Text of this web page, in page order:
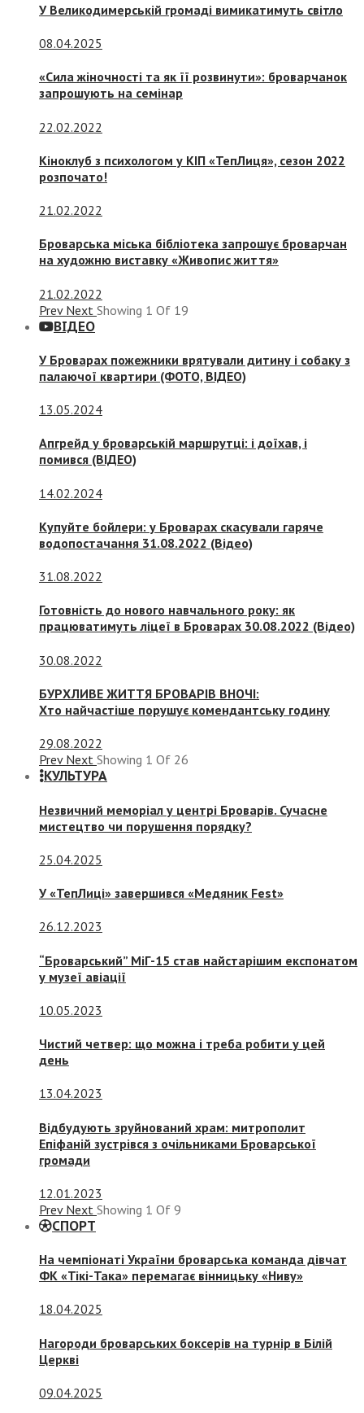
У Великодимерській громаді вимикатимуть світло
08.04.2025
«Сила жіночності та як її розвинути»: броварчанок
запрошують на семінар
22.02.2022
Кіноклуб з психологом у КІП «ТепЛиця», сезон 2022
розпочато!
21.02.2022
Броварська міська бібліотека запрошує броварчан
на художню виставку «Живопис життя»
21.02.2022
Prev Next Showing 1 Of 19
ВІДЕО
У Броварах пожежники врятували дитину і собаку з
палаючої квартири (ФОТО, ВІДЕО)
13.05.2024
Апгрейд у броварській маршрутці: і доїхав, і
помився (ВІДЕО)
14.02.2024
Купуйте бойлери: у Броварах скасували гаряче
водопостачання 31.08.2022 (Відео)
31.08.2022
Готовність до нового навчального року: як
працюватимуть ліцеї в Броварах 30.08.2022 (Відео)
30.08.2022
БУРХЛИВЕ ЖИТТЯ БРОВАРІВ ВНОЧІ:
Хто найчастіше порушує комендантську годину
29.08.2022
Prev Next Showing 1 Of 26
КУЛЬТУРА
Незвичний меморіал у центрі Броварів. Сучасне
мистецтво чи порушення порядку?
25.04.2025
У «ТепЛиці» завершився «Медяник Fest»
26.12.2023
“Броварський” МіГ-15 став найстарішим експонатом
у музеї авіації
10.05.2023
Чистий четвер: що можна і треба робити у цей
день
13.04.2023
Відбудують зруйнований храм: митрополит
Епіфаній зустрівся з очільниками Броварської
громади
12.01.2023
Prev Next Showing 1 Of 9
СПОРТ
На чемпіонаті України броварська команда дівчат
ФК «Тікі-Така» перемагає вінницьку «Ниву»
18.04.2025
Нагороди броварських боксерів на турнір в Білій
Церкві
09.04.2025